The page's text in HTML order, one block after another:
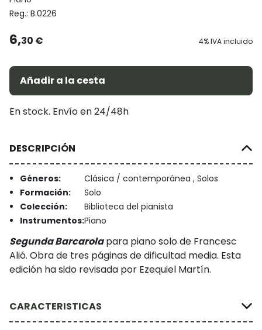
Reg.: B.0226
6,30 € 4% IVA incluido
Añadir a la cesta
En stock. Envío en 24/48h
DESCRIPCIÓN
Géneros:
Clásica / contemporánea , Solos
Formación:
Solo
Colección:
Biblioteca del pianista
Instrumentos:Piano
Segunda Barcarolapara piano solo de Francesc
Alió. Obra de tres páginas de dificultad media. Esta
edición ha sido revisada por Ezequiel Martín.
CARACTERISTICAS